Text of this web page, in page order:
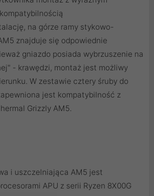
na górze ramy stykowo-
znajduje się odpowiednie
gniazdo posiada wybrzuszenie na
- krawędzi, montaż jest możliwy
W zestawie cztery śruby do
jest kompatybilność z
Grizzly AM5.
i uszczelniająca AM5 jest
APU z serii Ryzen 8X00G